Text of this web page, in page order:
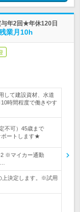
年2回★年休120日
業月10h
して建設資材、水道
時間程度で働きやす
不可）45歳まで
ポートします★
2 ※マイカー通勤
上決定します。※試用